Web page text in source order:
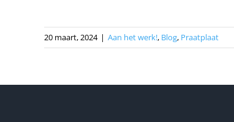
20 maart, 2024 | Aan het werk!, Blog, Praatplaat